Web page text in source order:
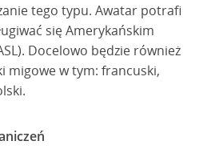
tego typu. Awatar potrafi
się Amerykańskim
Docelowo będzie również
migowe w tym: francuski,